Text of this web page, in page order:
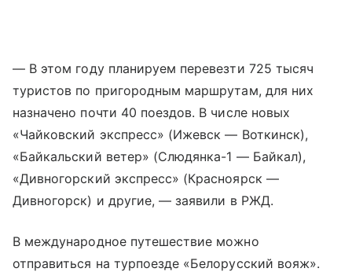
— В этом году планируем перевезти 725 тысяч
туристов по пригородным маршрутам, для них
назначено почти 40 поездов. В числе новых
«Чайковский экспресс» (Ижевск — Воткинск),
«Байкальский ветер» (Слюдянка-1 — Байкал),
«Дивногорский экспресс» (Красноярск —
Дивногорск) и другие, — заявили в РЖД.
В международное путешествие можно
отправиться на турпоезде «Белорусский вояж».